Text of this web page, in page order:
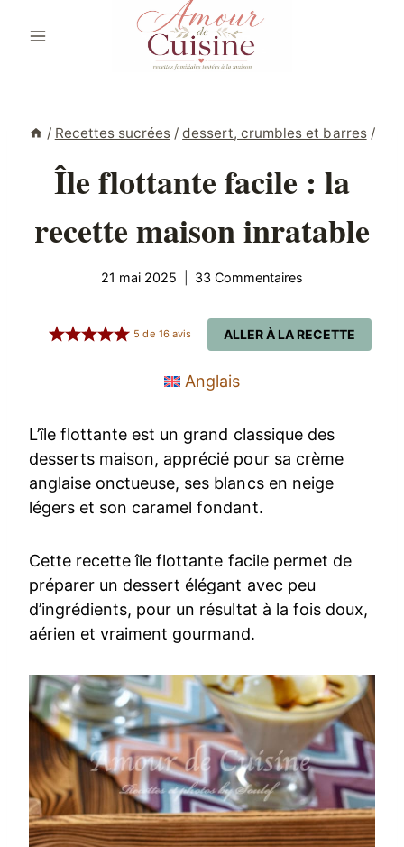
/ Recettes sucrées / dessert, crumbles et barres /
Île flottante facile : la
recette maison inratable
21 mai 2025 33 Commentaires
ALLER À LA RECETTE
5 de 16avis
Anglais
L’île flottante est un grand classique des
desserts maison, apprécié pour sa crème
anglaise onctueuse, ses blancs en neige
légers et son caramel fondant.
Cette recette île flottante facile permet de
préparer un dessert élégant avec peu
d’ingrédients, pour un résultat à la fois doux,
aérien et vraiment gourmand.